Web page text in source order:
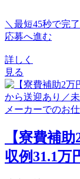
＼最短45秒で完
応募へ進む
詳しく
見る
【寮費補
収例31.1万